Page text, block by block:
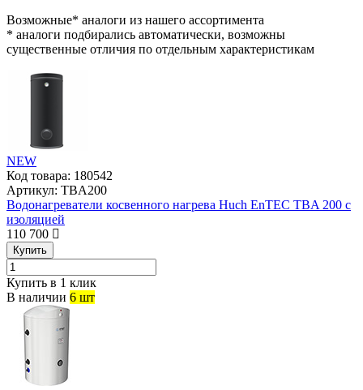
Возможные* аналоги из нашего ассортимента
* аналоги подбирались автоматически, возможны
существенные отличия по отдельным характеристикам
NEW
Код товара: 180542
Артикул: TBA200
Водонагреватели косвенного нагрева Huch EnTEC TBA 200 с
изоляцией
110 700
Купить
Купить в 1 клик
В наличии 6 шт